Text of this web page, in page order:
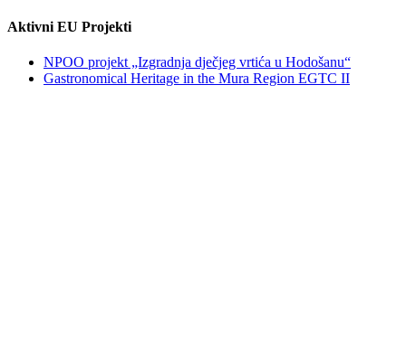
Aktivni EU Projekti
NPOO projekt „Izgradnja dječjeg vrtića u Hodošanu“
Gastronomical Heritage in the Mura Region EGTC II